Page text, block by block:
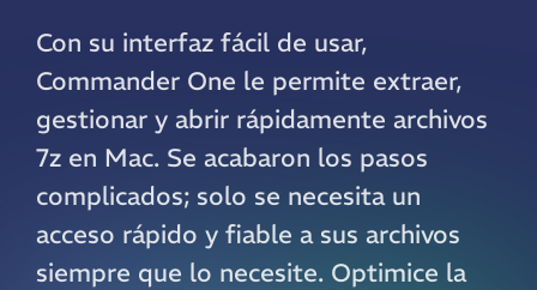
Con su interfaz fácil de usar,
Commander One le permite extraer,
gestionar y abrir rápidamente archivos
7z en Mac. Se acabaron los pasos
complicados; solo se necesita un
acceso rápido y fiable a sus archivos
siempre que lo necesite. Optimice la